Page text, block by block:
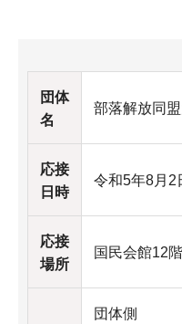
団体
名
部落解放同
応接
日時
令和5年8月2
応接
場所
国民会館12
団体側